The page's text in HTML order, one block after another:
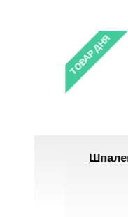
ТОВАР ДНЯ
Шпалевка